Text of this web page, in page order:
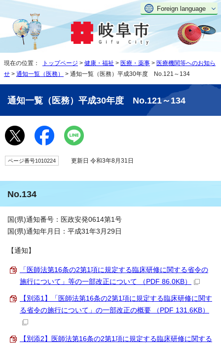
Foreign language
現在の位置： トップページ > 健康・福祉 > 医療・薬事 > 医療機関等へのお知ら
せ > 通知一覧（医務） > 通知一覧（医務）平成30年度 No.121～134
通知一覧（医務）平成30年度 No.121～134
ページ番号1010224 更新日 令和3年8月31日
No.134
国(県)通知番号：医政安発0614第1号
国(県)通知年月日：平成31年3月29日
【通知】
「医師法第16条の2第1項に規定する臨床研修に関する省令の
施行について」等の一部改正について （PDF 86.0KB）
【別添1】「医師法第16条の2第1項に規定する臨床研修に関す
る省令の施行について」の一部改正の概要 （PDF 131.6KB）
【別添2】医師法第16条の2第1項に規定する臨床研修に関する